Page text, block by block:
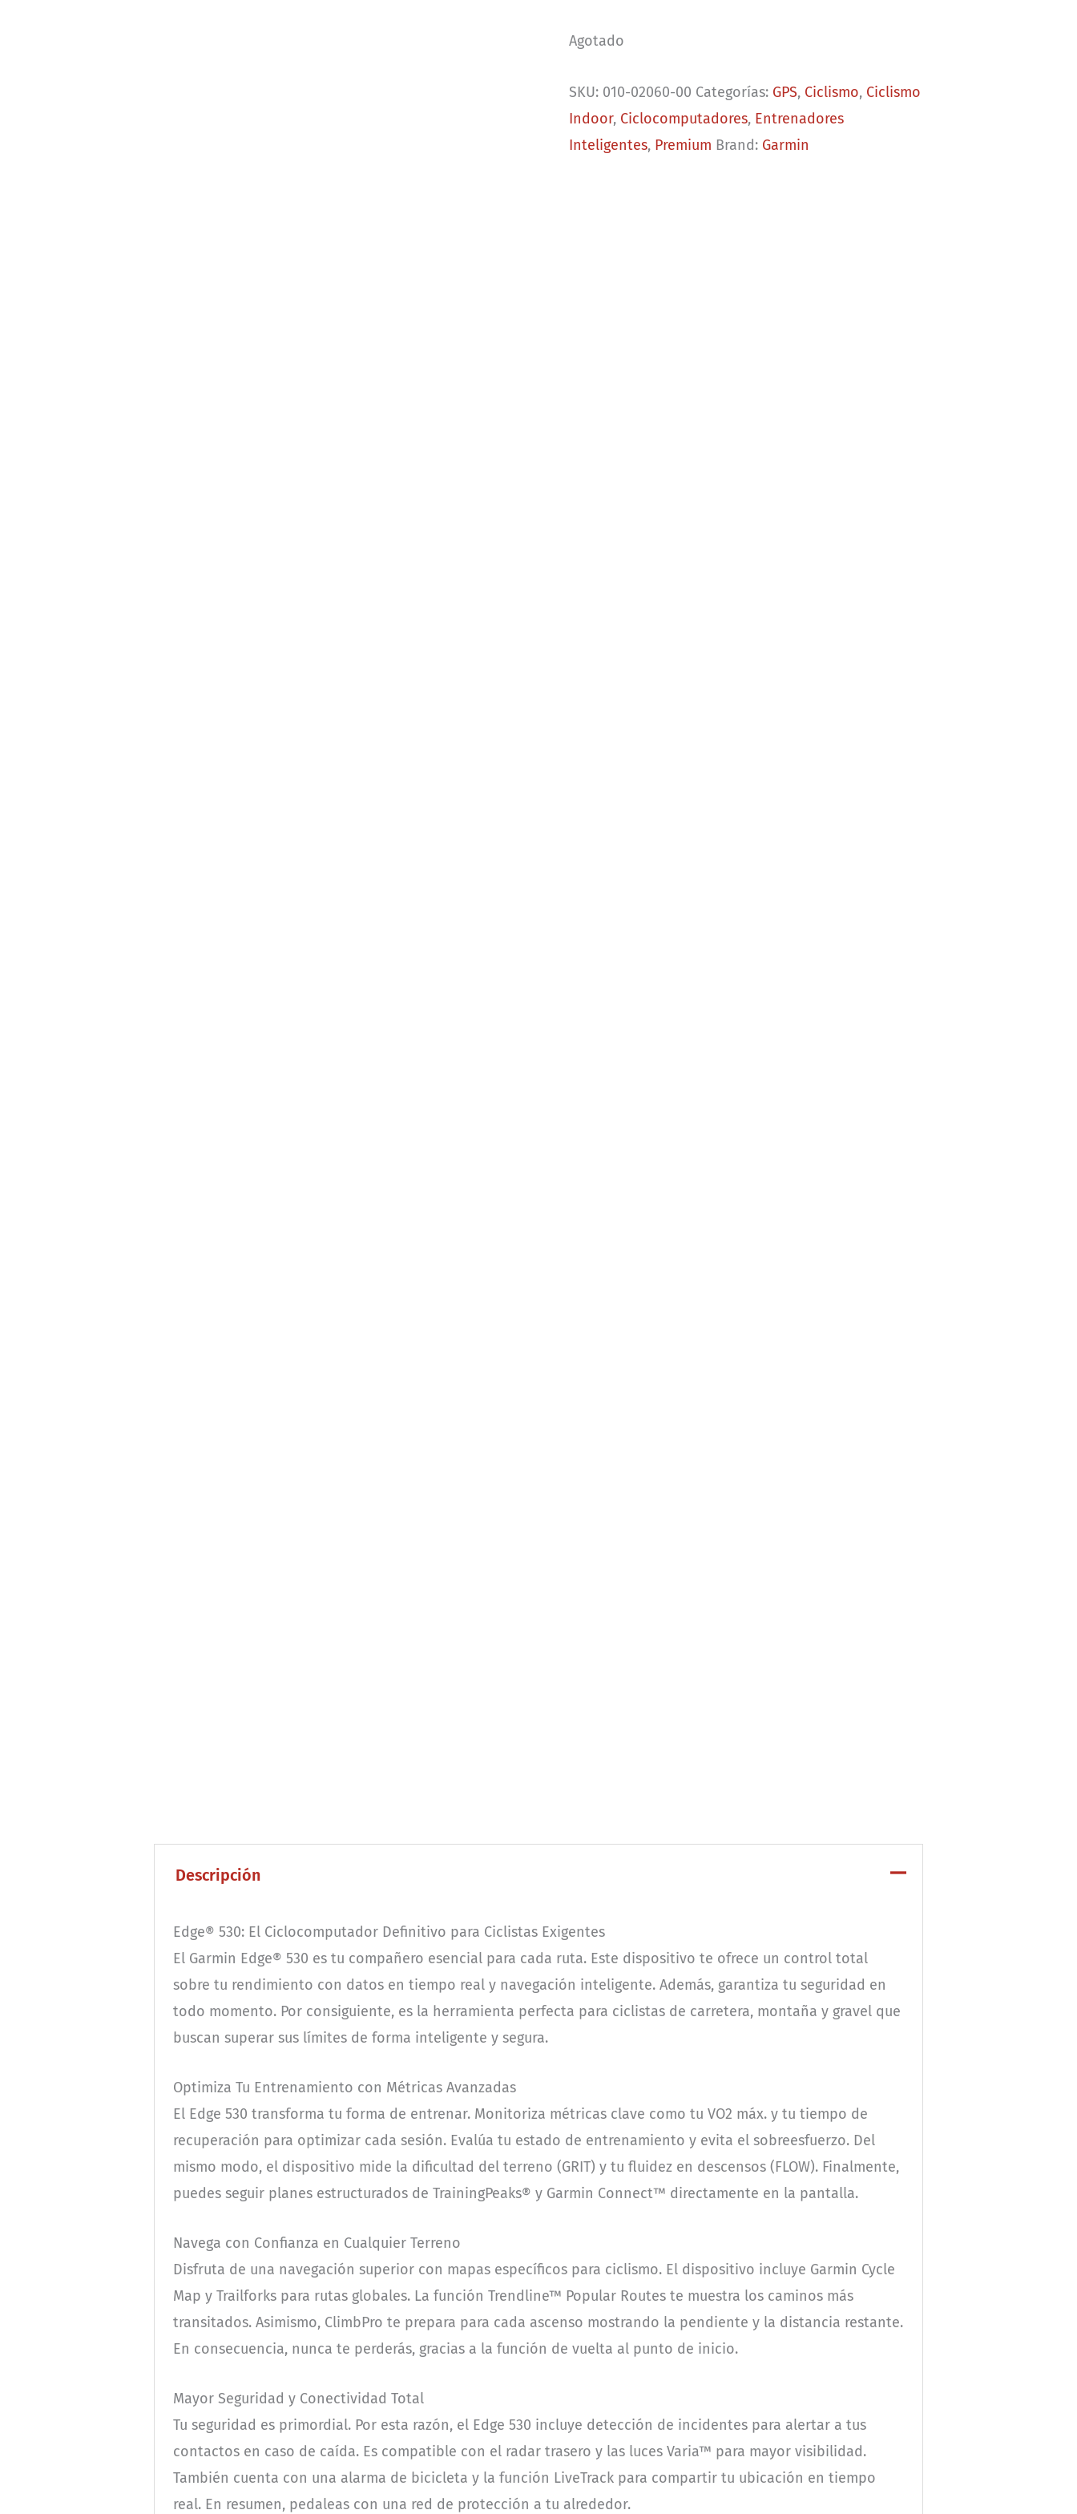
Agotado
SKU: 010-02060-00 Categorías: GPS, Ciclismo, Ciclismo
Indoor, Ciclocomputadores, Entrenadores
Inteligentes, Premium Brand: Garmin
Descripción
Edge® 530: El Ciclocomputador Definitivo para Ciclistas Exigentes
El Garmin Edge® 530 es tu compañero esencial para cada ruta. Este dispositivo te ofrece un control total
sobre tu rendimiento con datos en tiempo real y navegación inteligente. Además, garantiza tu seguridad en
todo momento. Por consiguiente, es la herramienta perfecta para ciclistas de carretera, montaña y gravel que
buscan superar sus límites de forma inteligente y segura.
Optimiza Tu Entrenamiento con Métricas Avanzadas
El Edge 530 transforma tu forma de entrenar. Monitoriza métricas clave como tu VO2 máx. y tu tiempo de
recuperación para optimizar cada sesión. Evalúa tu estado de entrenamiento y evita el sobreesfuerzo. Del
mismo modo, el dispositivo mide la dificultad del terreno (GRIT) y tu fluidez en descensos (FLOW). Finalmente,
puedes seguir planes estructurados de TrainingPeaks® y Garmin Connect™ directamente en la pantalla.
Navega con Confianza en Cualquier Terreno
Disfruta de una navegación superior con mapas específicos para ciclismo. El dispositivo incluye Garmin Cycle
Map y Trailforks para rutas globales. La función Trendline™ Popular Routes te muestra los caminos más
transitados. Asimismo, ClimbPro te prepara para cada ascenso mostrando la pendiente y la distancia restante.
En consecuencia, nunca te perderás, gracias a la función de vuelta al punto de inicio.
Mayor Seguridad y Conectividad Total
Tu seguridad es primordial. Por esta razón, el Edge 530 incluye detección de incidentes para alertar a tus
contactos en caso de caída. Es compatible con el radar trasero y las luces Varia™ para mayor visibilidad.
También cuenta con una alarma de bicicleta y la función LiveTrack para compartir tu ubicación en tiempo
real. En resumen, pedaleas con una red de protección a tu alrededor.